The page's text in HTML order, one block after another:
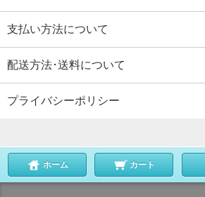
支払い方法について
配送方法･送料について
プライバシーポリシー
ホーム カート